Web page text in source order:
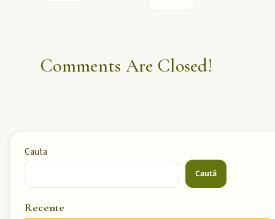
Comments Are Closed!
Cauta
Caută
Recente